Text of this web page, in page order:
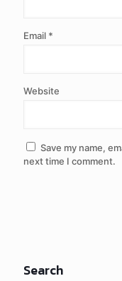
Email *
Website
Save my name,
next time I comment.
Search